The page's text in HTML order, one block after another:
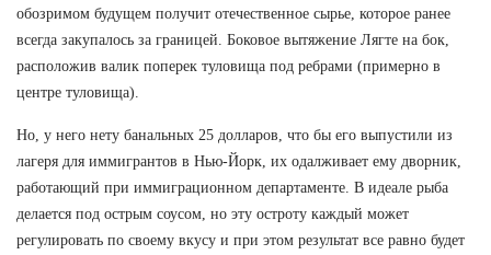
обозримом будущем получит отечественное сырье, которое ранее
всегда закупалось за границей. Боковое вытяжение Лягте на бок,
расположив валик поперек туловища под ребрами (примерно в
центре туловища).
Но, у него нету банальных 25 долларов, что бы его выпустили из
лагеря для иммигрантов в Нью-Йорк, их одалживает ему дворник,
работающий при иммиграционном департаменте. В идеале рыба
делается под острым соусом, но эту остроту каждый может
регулировать по своему вкусу и при этом результат все равно будет